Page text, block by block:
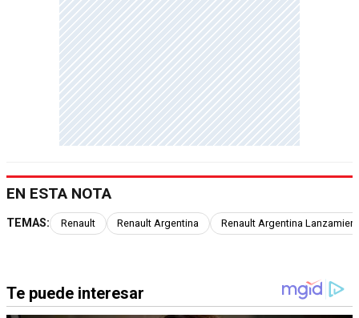
EN ESTA NOTA
TEMAS: Renault Renault Argentina Renault Argentina